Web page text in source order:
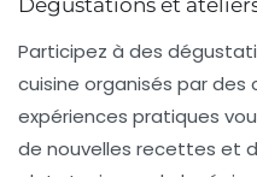
Dégustations et
Participez à des
cuisine organisés par des
expériences pratiques
de nouvelles recettes et